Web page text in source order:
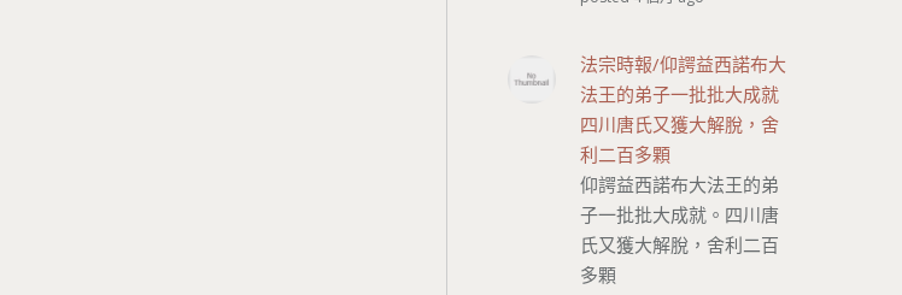
法宗時報/仰諤益西諾布大
法王的弟子一批批大成就
四川唐氏又獲大解脫，舍
利二百多顆
仰諤益西諾布大法王的弟
子一批批大成就。四川唐
氏又獲大解脫，舍利二百
多顆